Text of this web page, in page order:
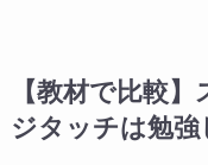
【教材で比較
ジタッチは勉強